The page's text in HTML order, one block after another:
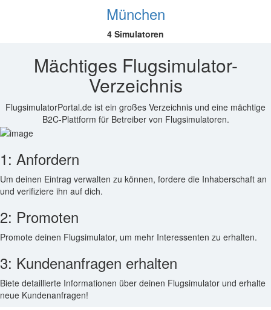
München
4 Simulatoren
Mächtiges Flugsimulator-
Verzeichnis
FlugsimulatorPortal.de ist ein großes Verzeichnis und eine mächtige
B2C-Plattform für Betreiber von Flugsimulatoren.
1: Anfordern
Um deinen Eintrag verwalten zu können, fordere die Inhaberschaft an
und verifiziere ihn auf dich.
2: Promoten
Promote deinen Flugsimulator, um mehr Interessenten zu erhalten.
3: Kundenanfragen erhalten
Biete detaillierte Informationen über deinen Flugsimulator und erhalte
neue Kundenanfragen!